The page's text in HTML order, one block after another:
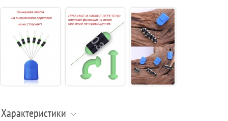
Характеристики